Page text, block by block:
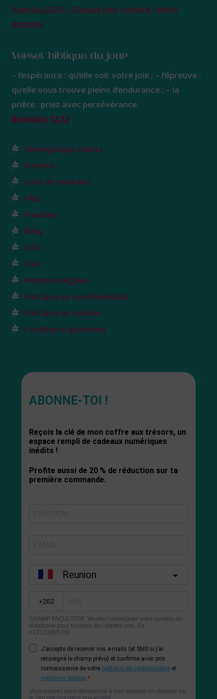
Agenda 2025 – Chaque jour compte : Mode
d’emploi
Verset biblique du jour
– l’espérance : qu’elle soit votre joie ; – l’épreuve :
qu’elle vous trouve pleins d’endurance ; – la
prière : priez avec persévérance.
Romains 12:12
Témoignages clients
Compte
Liste de souhaits
FAQ
Freebies
Blog
CGV
CGU
Mentions légales
Politique de confidentialité
Politique de cookies
Conditions générales